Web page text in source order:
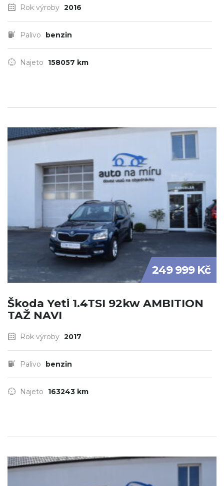
Rok výroby 2016
Palivo benzin
Najeto 158057 km
249 999 Kč
Škoda Yeti 1.4TSI 92kw AMBITION
TAŽ NAVI
Rok výroby 2017
Palivo benzin
Najeto 163243 km